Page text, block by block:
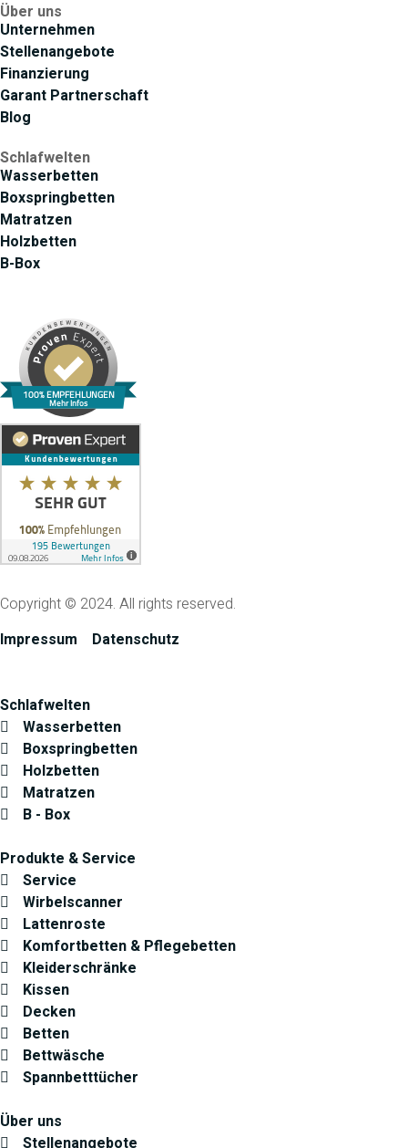
Über uns
Unternehmen
Stellenangebote
Finanzierung
Garant Partnerschaft
Blog
Schlafwelten
Wasserbetten
Boxspringbetten
Matratzen
Holzbetten
B-Box
100% EMPFEHLUNGEN
Mehr Infos
Copyright © 2024. All rights reserved.
Impressum
Datenschutz
Schlafwelten
Wasserbetten
Boxspringbetten
Holzbetten
Matratzen
B - Box
Produkte & Service
Service
Wirbelscanner
Lattenroste
Komfortbetten & Pflegebetten
Kleiderschränke
Kissen
Decken
Betten
Bettwäsche
Spannbetttücher
Über uns
Stellenangebote